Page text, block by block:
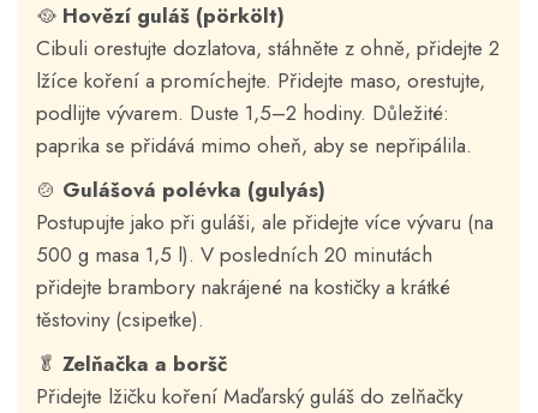
🥘 Hovězí guláš (pörkölt)
Cibuli orestujte dozlatova, stáhněte z ohně, přidejte 2
lžíce koření a promíchejte. Přidejte maso, orestujte,
podlijte vývarem. Duste 1,5–2 hodiny. Důležité:
paprika se přidává mimo oheň, aby se nepřipálila.
🍲 Gulášová polévka (gulyás)
Postupujte jako při guláši, ale přidejte více vývaru (na
500 g masa 1,5 l). V posledních 20 minutách
přidejte brambory nakrájené na kostičky a krátké
těstoviny (csipetke).
🥬 Zelňačka a boršč
Přidejte lžičku koření Maďarský guláš do zelňačky